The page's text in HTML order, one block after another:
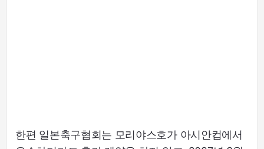
한편 일본축구협회는 모리야스호가 아시안컵에서